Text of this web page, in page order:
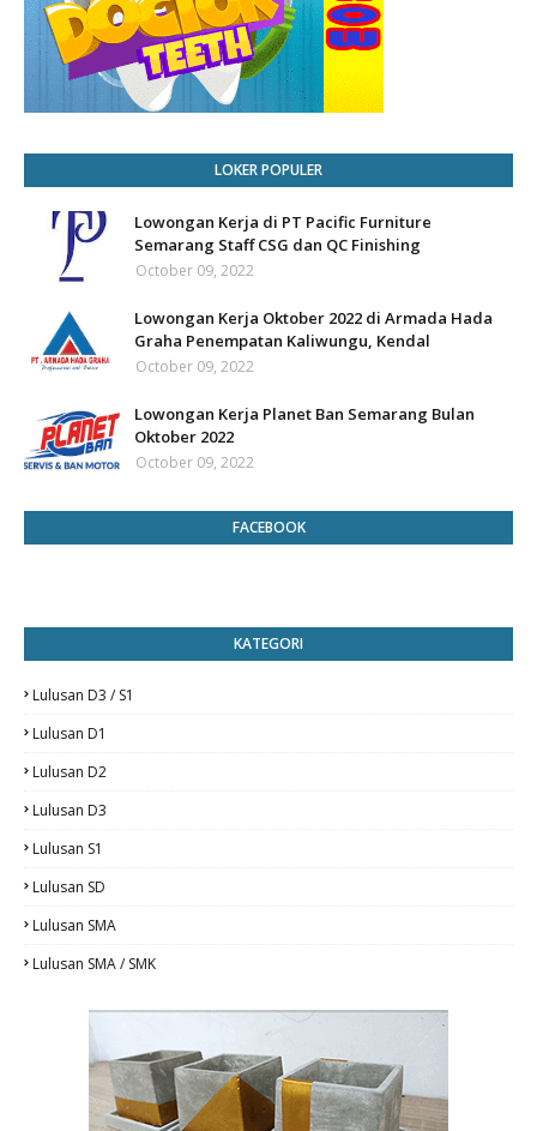
LOKER POPULER
Lowongan Kerja di PT Pacific Furniture
Semarang Staff CSG dan QC Finishing
October 09, 2022
Lowongan Kerja Oktober 2022 di Armada Hada
Graha Penempatan Kaliwungu, Kendal
October 09, 2022
Lowongan Kerja Planet Ban Semarang Bulan
Oktober 2022
October 09, 2022
FACEBOOK
KATEGORI
Lulusan D3 / S1
Lulusan D1
Lulusan D2
Lulusan D3
Lulusan S1
Lulusan SD
Lulusan SMA
Lulusan SMA / SMK